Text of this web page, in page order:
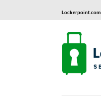
Lockerpoint.com